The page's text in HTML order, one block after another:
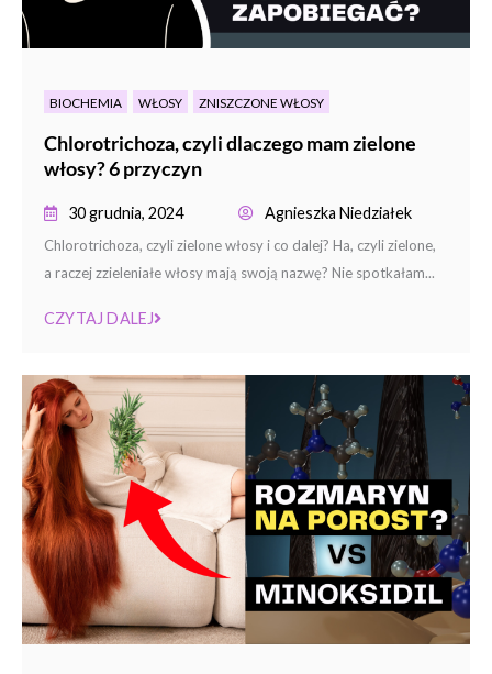
BIOCHEMIA WŁOSY ZNISZCZONE WŁOSY
Chlorotrichoza, czyli dlaczego mam zielone
włosy? 6 przyczyn
30 grudnia, 2024 Agnieszka Niedziałek
Chlorotrichoza, czyli zielone włosy i co dalej? Ha, czyli zielone,
a raczej zzieleniałe włosy mają swoją nazwę? Nie spotkałam...
CZYTAJ DALEJ